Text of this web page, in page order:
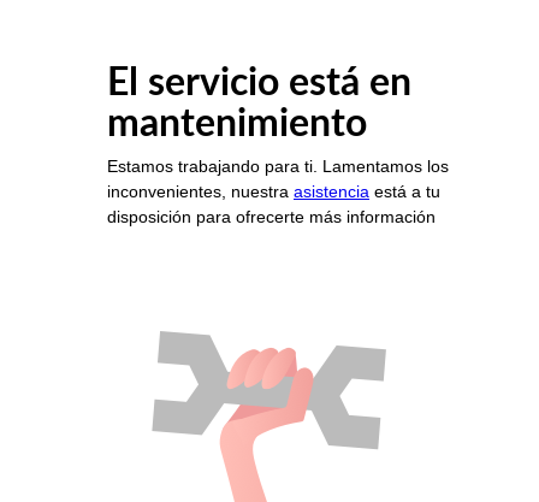
El servicio está en
mantenimiento
Estamos trabajando para ti. Lamentamos los
inconvenientes, nuestra asistencia está a tu
disposición para ofrecerte más información